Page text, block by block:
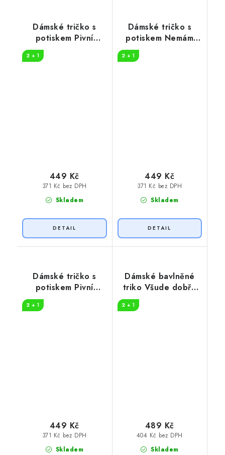
Dámské tričko s
potiskem Pivní
2 + 1
Skladem
371 Kč bez DPH
449 Kč
Dámské tričko s
potiskem Nemám
2 + 1
Skladem
371 Kč bez DPH
449 Kč
Dámské tričko s
potiskem Pivní
2 + 1
Skladem
371 Kč bez DPH
449 Kč
Dámské bavlněné
triko Všude dobře
2 + 1
Skladem
404 Kč bez DPH
489 Kč